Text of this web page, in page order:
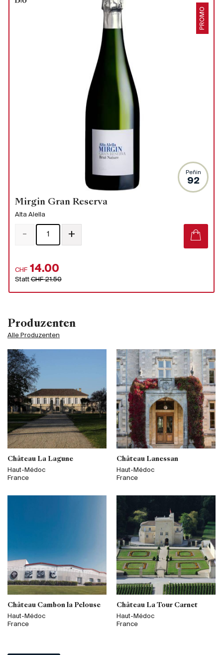
Produzenten
Alle Produzenten
Château La Lagune
Haut-Médoc
France
Château Lanessan
Haut-Médoc
France
Château Cambon la Pelouse
Haut-Médoc
France
Château La Tour Carnet
Haut-Médoc
France
PROMO
Peñin
92
Mirgin Gran Reserva
Alta Alella
CHF 14.00
StattCHF 21.50
- +